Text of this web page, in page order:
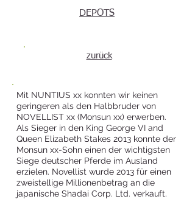
DEPOTS
zurück
Mit NUNTIUS xx konnten wir keinen
geringeren als den Halbbruder von
NOVELLIST xx (Monsun xx) erwerben.
Als Sieger in den King George VI and
Queen Elizabeth Stakes 2013 konnte der
Monsun xx-Sohn einen der wichtigsten
Siege deutscher Pferde im Ausland
erzielen. Novellist wurde 2013 für einen
zweistellige Millionenbetrag an die
japanische Shadai Corp. Ltd. verkauft.